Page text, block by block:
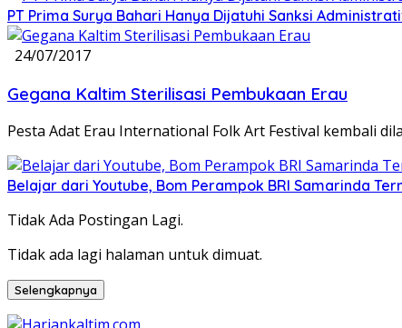
PT Prima Surya Bahari Hanya Dijatuhi Sanksi
24/07/2017
Gegana Kaltim Sterilisasi Pembukaan Erau
Pesta Adat Erau International Folk Art Festival kembali
Belajar dari Youtube, Bom Perampok BRI Samarinda
Tidak Ada Postingan Lagi.
Tidak ada lagi halaman untuk dimuat.
Selengkapnya